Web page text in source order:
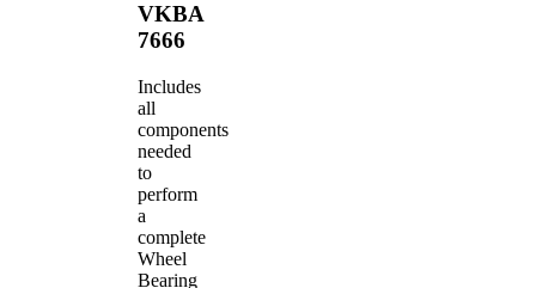
VKBA
7666
Includes
all
components
needed
to
perform
a
complete
Wheel
Bearing